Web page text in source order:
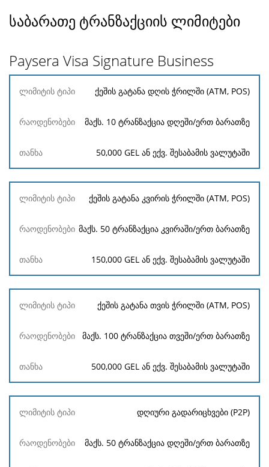
საბარათე ტრანზაქციის ლიმიტები
Paysera Visa Signature Business
ლიმიტის
ქეშის გატანა დღის ჭრილში (ATM, POS)
მაქს. 10 ტრანზაქცია დღეში/ერთ ბარათზე
50,000 GEL ან ექვ. შესაბამის ვალუტაში
ქეშის გატანა კვირის ჭრილში (ATM, POS)
მაქს. 50 ტრანზაქცია კვირაში/ერთ ბარათზე
150,000 GEL ან ექვ. შესაბამის ვალუტაში
ქეშის გატანა თვის ჭრილში (ATM, POS)
მაქს. 100 ტრანზაქცია თვეში/ერთ ბარათზე
500,000 GEL ან ექვ. შესაბამის ვალუტაში
დღიური გადარიცხვები (P2P)
მაქს. 50 ტრანზაქცია დღეში/ერთ ბარათზე